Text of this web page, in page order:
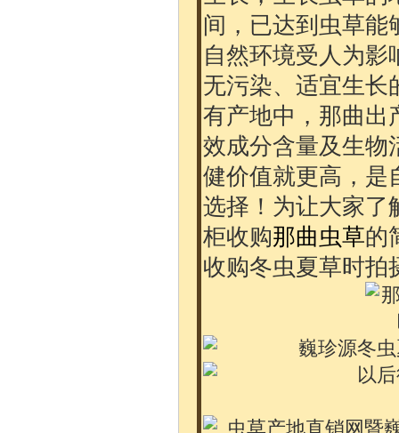
间，已达到虫草能
自然环境受人为
无污染、适宜生长
有产地中，那曲出
效成分含量及生物
健价值就更高，是
选择！为让大家了
柜收购那曲虫草的
收购冬虫夏草时拍